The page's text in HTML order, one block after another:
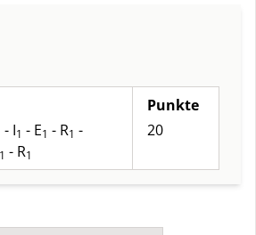
- I1 - E1 - R1 -
1 - R1
Punkte
20